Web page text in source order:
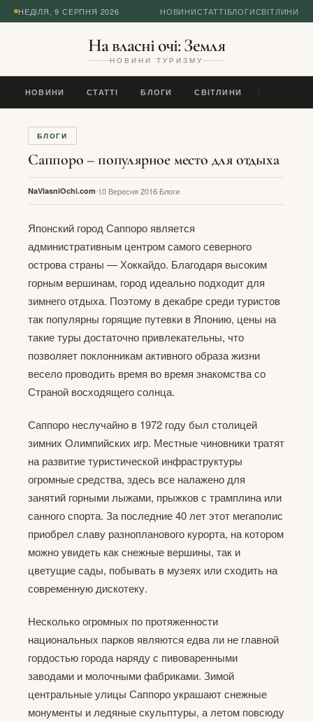
НЕДІЛЯ, 9 СЕРПНЯ 2026 НОВИНИСТАТТІБЛОГИСВІТЛИНИ
На власні очі: Земля
НОВИНИ ТУРИЗМУ
НОВИНИ СТАТТІ БЛОГИ СВІТЛИНИ
БЛОГИ
Саппоро – популярное место для отдыха
NaVlasniOchi.com 10 Вересня 2016 Блоги
Японский город Саппоро является
административным центром самого северного
острова страны — Хоккайдо. Благодаря высоким
горным вершинам, город идеально подходит для
зимнего отдыха. Поэтому в декабре среди туристов
так популярны горящие путевки в Японию, цены на
такие туры достаточно привлекательны, что
позволяет поклонникам активного образа жизни
весело проводить время во время знакомства со
Страной восходящего солнца.
Саппоро неслучайно в 1972 году был столицей
зимних Олимпийских игр. Местные чиновники тратят
на развитие туристической инфраструктуры
огромные средства, здесь все налажено для
занятий горными лыжами, прыжков с трамплина или
санного спорта. За последние 40 лет этот мегаполис
приобрел славу разнопланового курорта, на котором
можно увидеть как снежные вершины, так и
цветущие сады, побывать в музеях или сходить на
современную дискотеку.
Несколько огромных по протяженности
национальных парков являются едва ли не главной
гордостью города наряду с пивоваренными
заводами и молочными фабриками. Зимой
центральные улицы Саппоро украшают снежные
монументы и ледяные скульптуры, а летом повсюду